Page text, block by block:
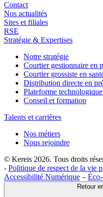
Contact
Nos actualités
Sites et filiales
RSE
Stratégie & Expertises
Notre stratégie
Courtier gestionnaire en
Courtier grossiste en
Distribution directe en
Plateforme
Conseil et formation
Talents et carrières
Nos métiers
Nous rejoindre
© Kereis 2026. Tous droits
- Politique de respect de la vie
Accessibilité Numérique –
Retour